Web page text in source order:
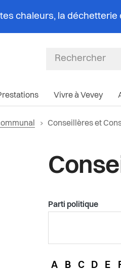
chaleurs, la
Vivre à Vevey
Page actuelle:
Conseillères et
Parti politique
A B C D E